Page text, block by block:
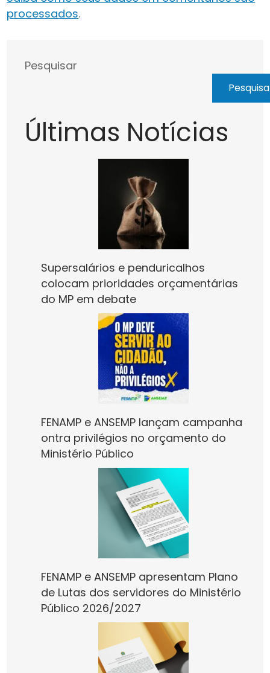
processados.
Pesquisar
Últimas Notícias
Supersalários e penduricalhos
colocam prioridades orçamentárias
do MP em debate
FENAMP e ANSEMP lançam campanha
ontra privilégios no orçamento do
Ministério Público
FENAMP e ANSEMP apresentam Plano
de Lutas dos servidores do Ministério
Público 2026/2027